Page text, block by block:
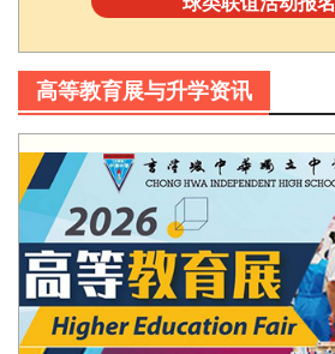
高等教育展与升学资讯